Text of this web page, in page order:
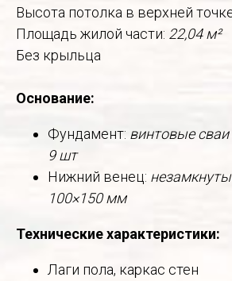
Высота потолка в верхней
Площадь жилой части: 22,04 м²
Без крыльца
Основание:
Фундамент: винтовые
9 шт
Нижний венец:
100×150 мм
Технические характеристики:
Лаги пола, каркас стен